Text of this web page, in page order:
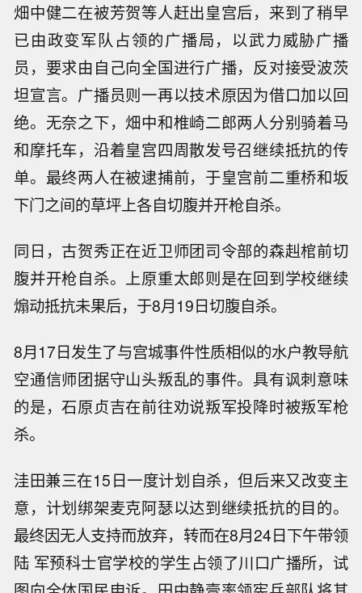
畑中健二在被芳贺等人赶出皇宫后，来到了稍早
已由政变军队占领的广播局，以武力威胁广播
员，要求由自己向全国进行广播，反对接受波茨
坦宣言。广播员则一再以技术原因为借口加以回
绝。无奈之下，畑中和椎崎二郎两人分别骑着马
和摩托车，沿着皇宫四周散发号召继续抵抗的传
单。最终两人在被逮捕前，于皇宫前二重桥和坂
下门之间的草坪上各自切腹并开枪自杀。
同日，古贺秀正在近卫师团司令部的森赳棺前切
腹并开枪自杀。上原重太郎则是在回到学校继续
煽动抵抗未果后，于8月19日切腹自杀。
8月17日发生了与宫城事件性质相似的水户教导航
空通信师团据守山头叛乱的事件。具有讽刺意味
的是，石原贞吉在前往劝说叛军投降时被叛军枪
杀。
洼田兼三在15日一度计划自杀，但后来又改变主
意，计划绑架麦克阿瑟以达到继续抵抗的目的。
最终因无人支持而放弃，转而在8月24日下午带领
陆 军预科士官学校的学生占领了川口广播所，试